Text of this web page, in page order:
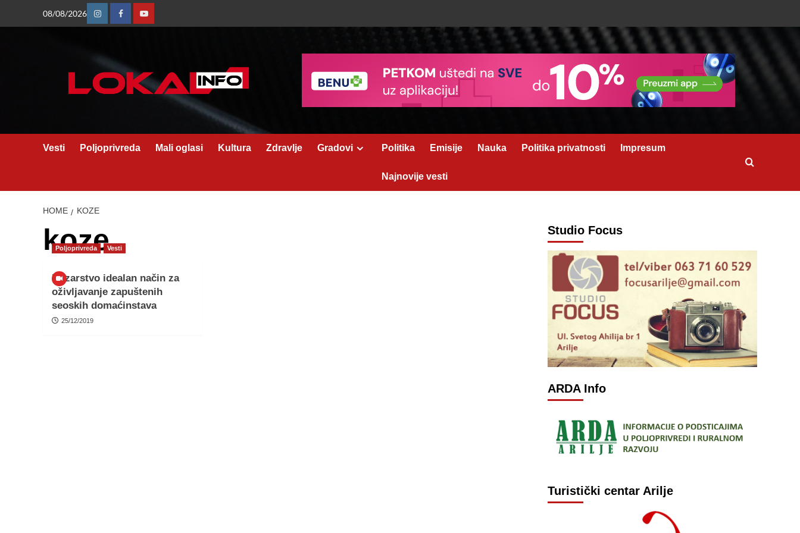
08/08/2026
InstagramFacebookYoutube
Vesti Poljoprivreda Mali oglasi Kultura Zdravlje Gradovi Politika Emisije Nauka Politika privatnosti Impresum
Najnovije vesti
HOME KOZE
koze
Poljoprivreda Vesti
Kozarstvo idealan način za
oživljavanje zapuštenih
seoskih domaćinstava
25/12/2019
Studio Focus
ARDA Info
Turistički centar Arilje